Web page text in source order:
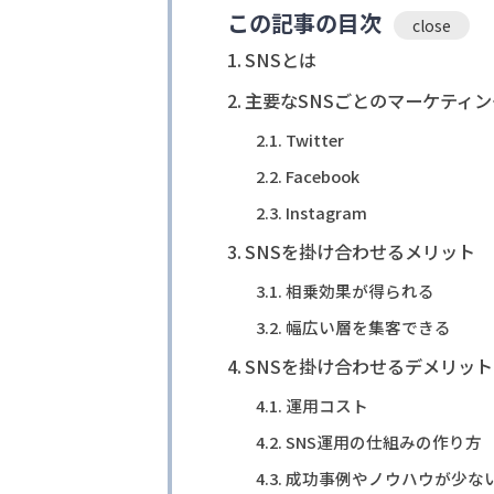
この記事の目次
SNSとは
主要なSNSごとのマーケティ
Twitter
Facebook
Instagram
SNSを掛け合わせるメリット
相乗効果が得られる
幅広い層を集客できる
SNSを掛け合わせるデメリット
運用コスト
SNS運用の仕組みの作り方
成功事例やノウハウが少な